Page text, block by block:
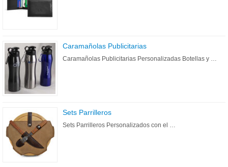
Caramañolas Publicitarias
Caramañolas Publicitarias Personalizadas Botellas y …
Sets Parrilleros
Sets Parrilleros Personalizados con el …